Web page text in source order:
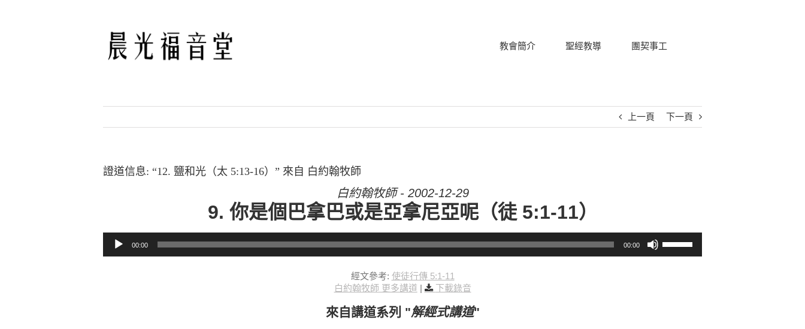
教會簡介 聖經教導 團契事工
上一頁 下一頁
證道信息: “12. 鹽和光（太 5:13-16）” 來自 白約翰牧師
白約翰牧師 - 2002-12-29
9. 你是個巴拿巴或是亞拿尼亞呢（徒 5:1-11）
音訊播放器
00:00 00:00
使用向上/向下鍵以提高或降低音量。
經文參考: 使徒行傳 5:1-11
白約翰牧師 更多講道 | 下載錄音
來自講道系列 "解經式講道"